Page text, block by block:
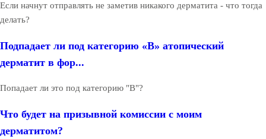
Если начнут отправлять не заметив никакого дерматита - что тогда
делать?
Подпадает ли под категорию «В» атопический
дерматит в фор...
Попадает ли это под категорию "В"?
Что будет на призывной комиссии с моим
дерматитом?